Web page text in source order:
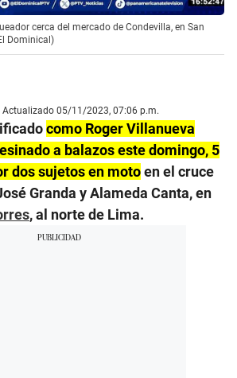
cerca del mercado de Condevilla, en San
Dominical)
05/11/2023, 07:06 p.m.
como Roger Villanueva
a balazos este domingo, 5
dos sujetos en motoen el cruce
Granda y Alameda Canta, en
, al norte de Lima.